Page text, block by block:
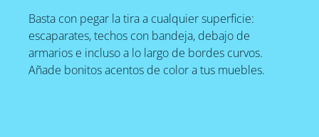
Basta con pegar la tira a cualquier superficie:
escaparates, techos con bandeja, debajo de
armarios e incluso a lo largo de bordes curvos.
Añade bonitos acentos de color a tus muebles.